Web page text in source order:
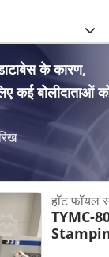
के कारण,
बोलीदाताओं
हॉट फॉयल
TYMC-